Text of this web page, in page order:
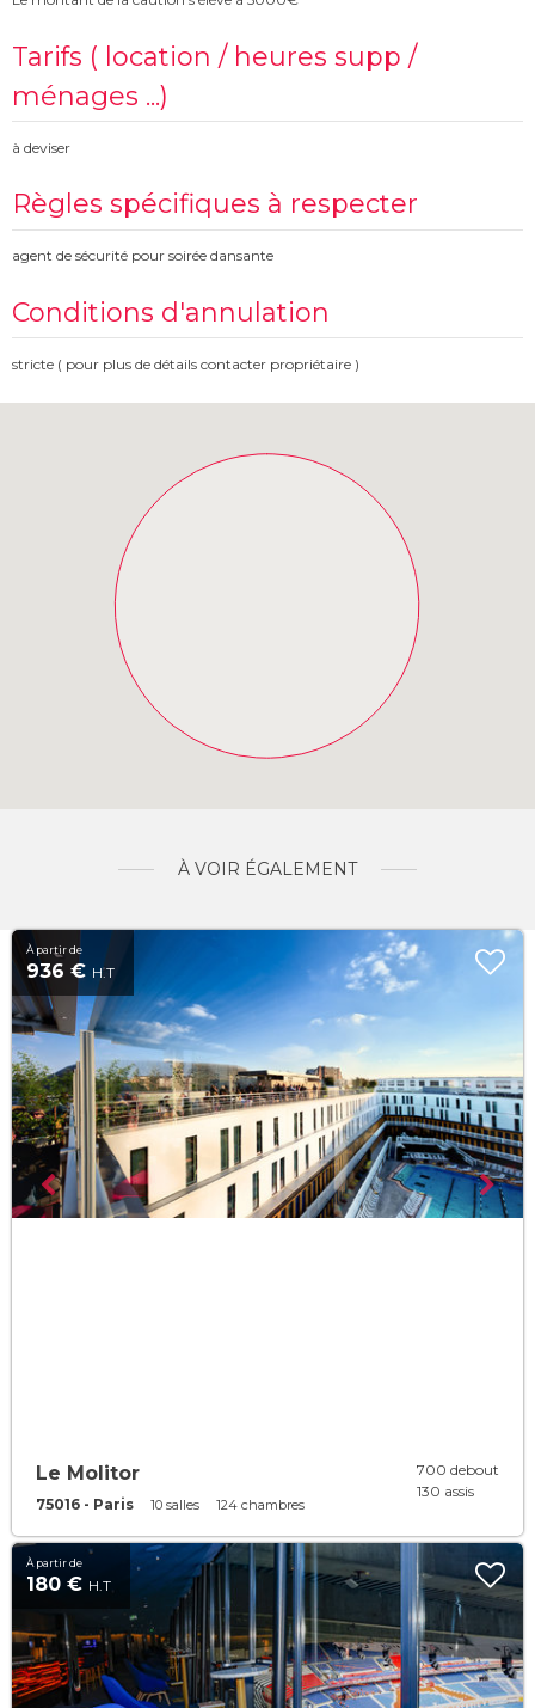
Tarifs ( location / heures supp /
ménages ...)
à deviser
Règles spécifiques à respecter
agent de sécurité pour soirée dansante
Conditions d'annulation
stricte ( pour plus de détails contacter propriétaire )
À VOIR ÉGALEMENT
À partir de
936 € H.T
Le Molitor
75016 - Paris 10 salles 124 chambres
700 debout
130 assis
À partir de
180 € H.T